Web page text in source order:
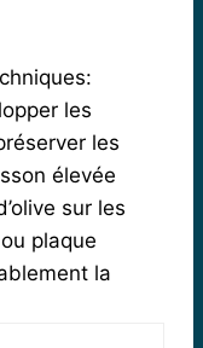
les
les
élevée
sur les
plaque
la